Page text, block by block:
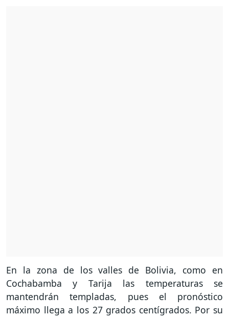
En la zona de los valles de Bolivia, como en
Cochabamba y Tarija las temperaturas se
mantendrán templadas, pues el pronóstico
máximo llega a los 27 grados centígrados. Por su